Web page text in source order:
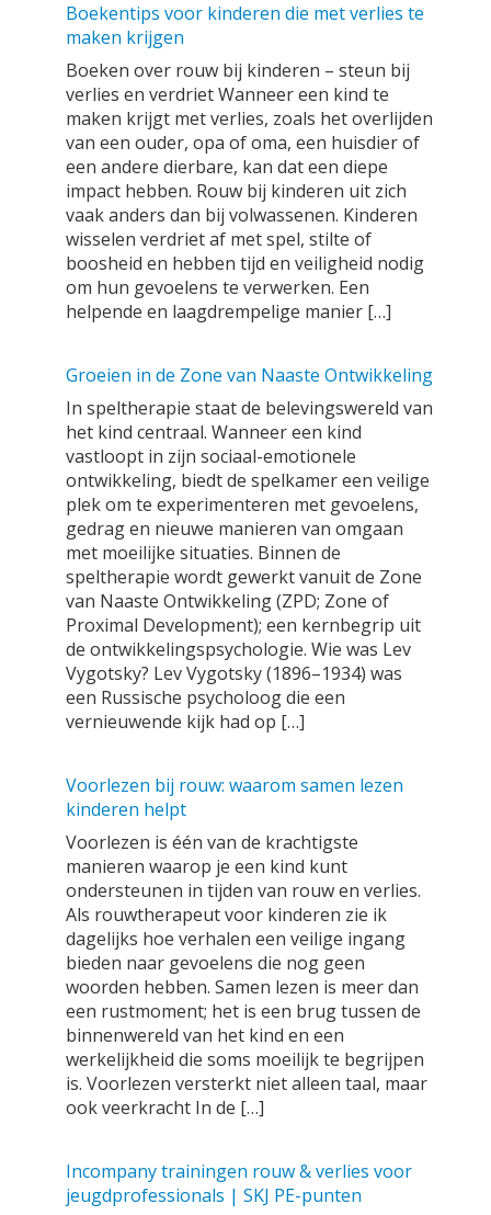
Boekentips voor kinderen die met verlies te
maken krijgen
Boeken over rouw bij kinderen – steun bij
verlies en verdriet Wanneer een kind te
maken krijgt met verlies, zoals het overlijden
van een ouder, opa of oma, een huisdier of
een andere dierbare, kan dat een diepe
impact hebben. Rouw bij kinderen uit zich
vaak anders dan bij volwassenen. Kinderen
wisselen verdriet af met spel, stilte of
boosheid en hebben tijd en veiligheid nodig
om hun gevoelens te verwerken. Een
helpende en laagdrempelige manier […]
Groeien in de Zone van Naaste Ontwikkeling
In speltherapie staat de belevingswereld van
het kind centraal. Wanneer een kind
vastloopt in zijn sociaal-emotionele
ontwikkeling, biedt de spelkamer een veilige
plek om te experimenteren met gevoelens,
gedrag en nieuwe manieren van omgaan
met moeilijke situaties. Binnen de
speltherapie wordt gewerkt vanuit de Zone
van Naaste Ontwikkeling (ZPD; Zone of
Proximal Development); een kernbegrip uit
de ontwikkelingspsychologie. Wie was Lev
Vygotsky? Lev Vygotsky (1896–1934) was
een Russische psycholoog die een
vernieuwende kijk had op […]
Voorlezen bij rouw: waarom samen lezen
kinderen helpt
Voorlezen is één van de krachtigste
manieren waarop je een kind kunt
ondersteunen in tijden van rouw en verlies.
Als rouwtherapeut voor kinderen zie ik
dagelijks hoe verhalen een veilige ingang
bieden naar gevoelens die nog geen
woorden hebben. Samen lezen is meer dan
een rustmoment; het is een brug tussen de
binnenwereld van het kind en een
werkelijkheid die soms moeilijk te begrijpen
is. Voorlezen versterkt niet alleen taal, maar
ook veerkracht In de […]
Incompany trainingen rouw & verlies voor
jeugdprofessionals | SKJ PE-punten